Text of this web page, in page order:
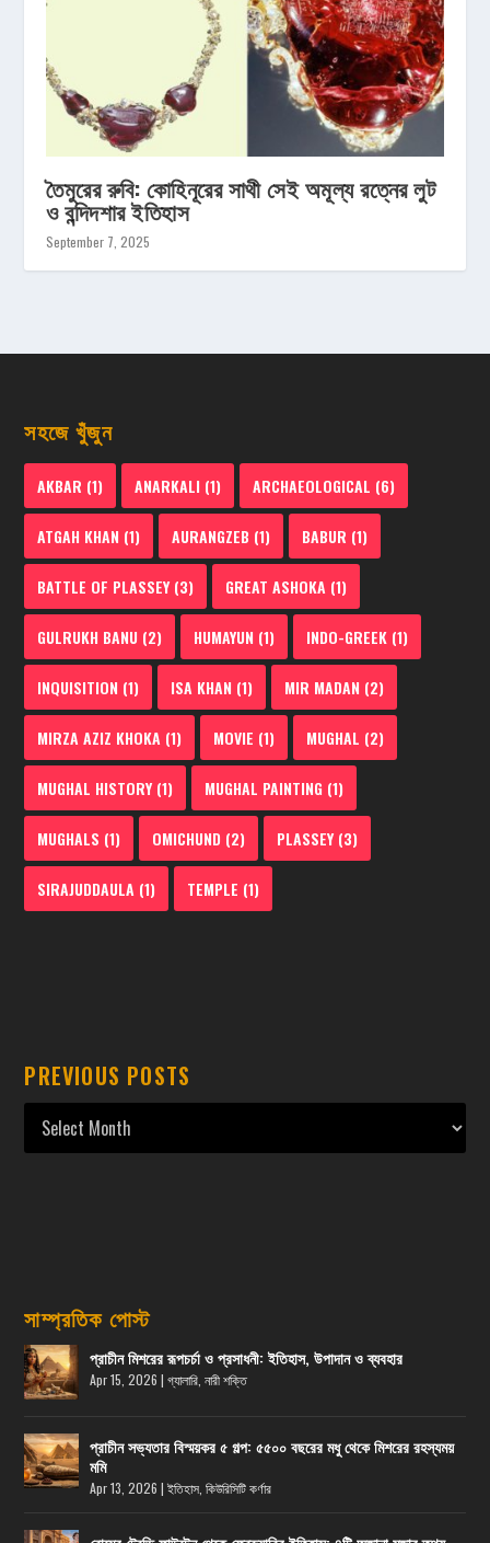
তৈমুরের রুবি: কোহিনূরের সাথী সেই অমূল্য রত্নের লুট
ও বন্দিদশার ইতিহাস
September 7, 2025
সহজে খুঁজুন
AKBAR (1) ANARKALI (1) ARCHAEOLOGICAL (6)
ATGAH KHAN (1) AURANGZEB (1) BABUR (1)
BATTLE OF PLASSEY(3) GREAT ASHOKA (1)
GULRUKH BANU (2) HUMAYUN (1) INDO-GREEK (1)
INQUISITION (1) ISA KHAN (1) MIR MADAN (2)
MIRZA AZIZ KHOKA (1) MOVIE (1) MUGHAL (2)
MUGHAL HISTORY(1) MUGHAL PAINTING (1)
MUGHALS (1) OMICHUND (2) PLASSEY(3)
SIRAJUDDAULA (1) TEMPLE (1)
PREVIOUS POSTS
সাম্প্রতিক পোস্ট
প্রাচীন মিশরের রূপচর্চা ও প্রসাধনী: ইতিহাস, উপাদান ও ব্যবহার
Apr 15, 2026 |গ্যালারি ,নারী শক্তি
প্রাচীন সভ্যতার বিস্ময়কর ৫ গল্প: ৫৫০০ বছরের মধু থেকে মিশরের রহস্যময়
মমি
Apr 13, 2026 |ইতিহাস ,কিউরিসিটি কর্ণার